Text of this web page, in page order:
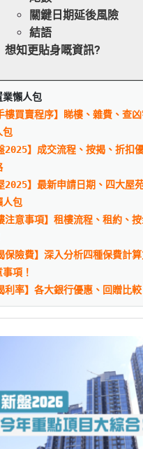
關鍵日期延後風險
結語
想知更貼身嘅資訊?
業懶人包
樓買賣程序】睇樓、雜費、查
包
2025】成交流程、按揭、折扣
2025】最新申請日期、四大屋
人包
注意事項】租樓流程、租約、
保險費】深入分析四種保費計
項！
利率】各大銀行優惠、回贈比較